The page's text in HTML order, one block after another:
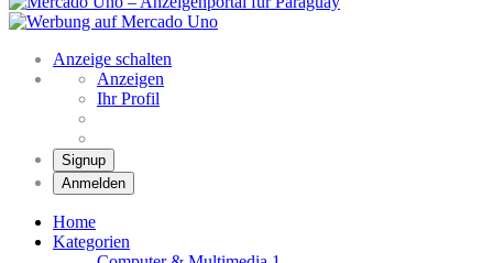
Anzeige schalten
Anzeigen
Ihr Profil
Signup
Anmelden
Home
Kategorien